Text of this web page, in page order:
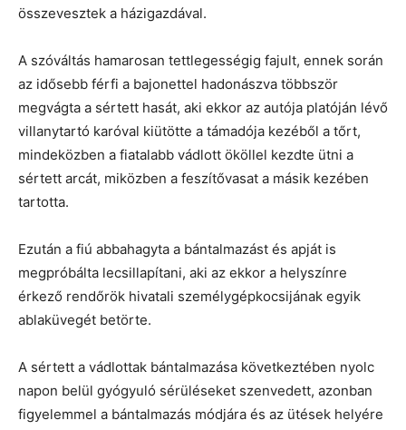
összevesztek a házigazdával.
A szóváltás hamarosan tettlegességig fajult, ennek során
az idősebb férfi a bajonettel hadonászva többször
megvágta a sértett hasát, aki ekkor az autója platóján lévő
villanytartó karóval kiütötte a támadója kezéből a tőrt,
mindeközben a fiatalabb vádlott ököllel kezdte ütni a
sértett arcát, miközben a feszítővasat a másik kezében
tartotta.
Ezután a fiú abbahagyta a bántalmazást és apját is
megpróbálta lecsillapítani, aki az ekkor a helyszínre
érkező rendőrök hivatali személygépkocsijának egyik
ablaküvegét betörte.
A sértett a vádlottak bántalmazása következtében nyolc
napon belül gyógyuló sérüléseket szenvedett, azonban
figyelemmel a bántalmazás módjára és az ütések helyére